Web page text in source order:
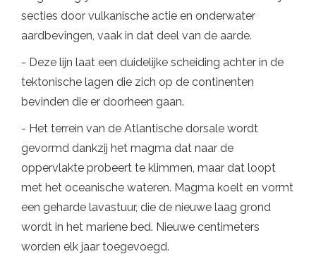
secties door vulkanische actie en onderwater
aardbevingen, vaak in dat deel van de aarde.
- Deze lijn laat een duidelijke scheiding achter in de
tektonische lagen die zich op de continenten
bevinden die er doorheen gaan.
- Het terrein van de Atlantische dorsale wordt
gevormd dankzij het magma dat naar de
oppervlakte probeert te klimmen, maar dat loopt
met het oceanische wateren. Magma koelt en vormt
een geharde lavastuur, die de nieuwe laag grond
wordt in het mariene bed. Nieuwe centimeters
worden elk jaar toegevoegd.